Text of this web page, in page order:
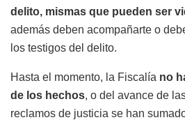
delito, mismas que pueden ser
además deben acompañarte o
los testigos del delito.
Hasta el momento, la Fiscalía no
de los hechos, o del avance de
reclamos de justicia se han